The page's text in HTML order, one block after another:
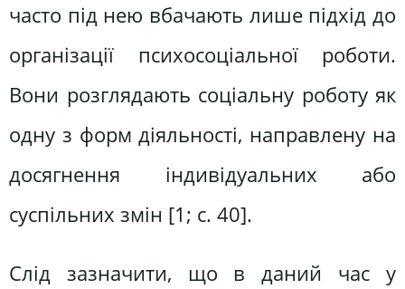
часто під нею вбачають лише підхід до
організації психосоціальної роботи.
Вони розглядають соціальну роботу як
одну з форм діяльності, направлену на
досягнення індивідуальних або
суспільних змін [1; с. 40].
Слід зазначити, що в даний час у